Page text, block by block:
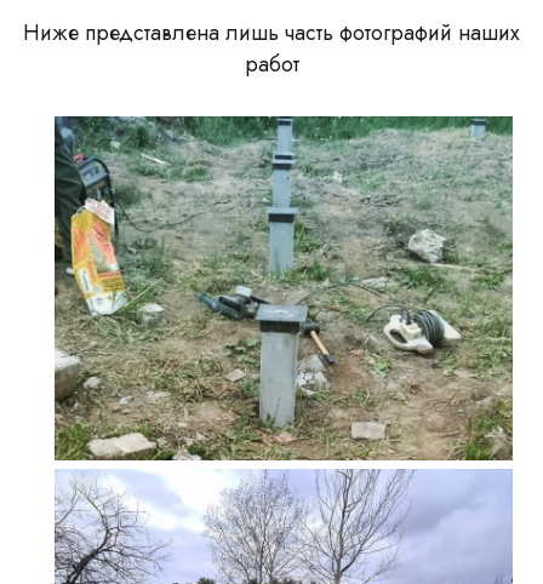
Ниже представлена лишь часть фотографий наших
работ